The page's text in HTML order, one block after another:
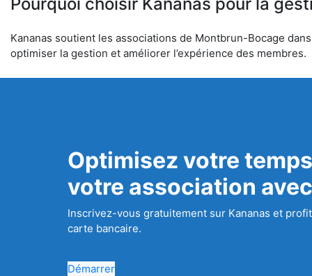
Kananas soutient les associations de Montbrun-Bocage
optimiser la gestion et améliorer l’expérience des membres.
Optimisez votre
votre association
Inscrivez-vous gratuitement sur Kananas et
carte bancaire.
Démarrer